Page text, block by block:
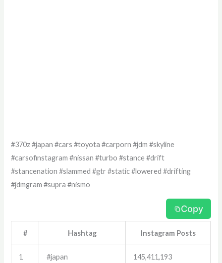
#370z #japan #cars #toyota #carporn #jdm #skyline
#carsofinstagram #nissan #turbo #stance #drift
#stancenation #slammed #gtr #static #lowered #drifting
#jdmgram #supra #nismo
Copy
# Hashtag Instagram Posts
1 #japan 145,411,193